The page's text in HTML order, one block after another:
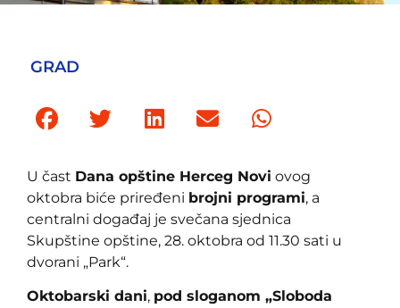
GRAD
U čast Dana opštine Herceg Novi ovog
oktobra biće priređeni brojni programi, a
centralni događaj je svečana sjednica
Skupštine opštine, 28. oktobra od 11.30 sati u
dvorani „Park“.
Oktobarski dani, pod sloganom „Sloboda